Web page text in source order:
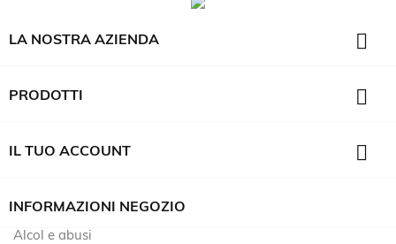
LA NOSTRA AZIENDA 
PRODOTTI 
IL TUO ACCOUNT 
INFORMAZIONI NEGOZIO
Alcol e abusi